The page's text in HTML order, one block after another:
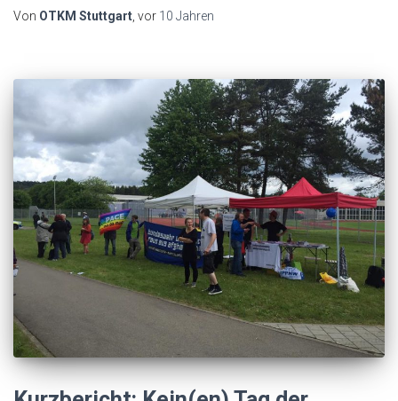
Von OTKM Stuttgart , vor 10 Jahren